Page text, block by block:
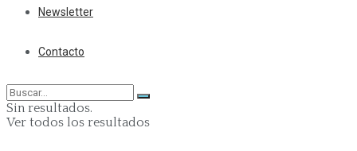
Newsletter
Contacto
Sin resultados.
Ver todos los resultados